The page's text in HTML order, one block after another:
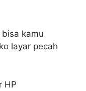
kamu
layar pecah
HP